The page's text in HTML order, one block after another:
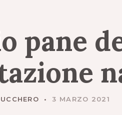
pane
3 MARZO 2021